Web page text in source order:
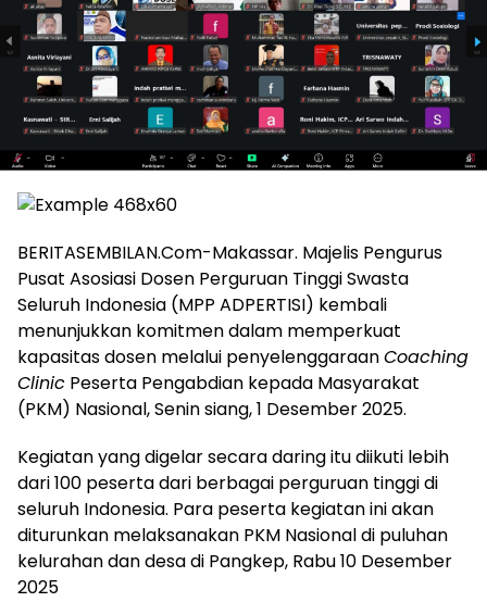
BERITASEMBILAN.Com-Makassar. Majelis Pengurus
Pusat Asosiasi Dosen Perguruan Tinggi Swasta
Seluruh Indonesia (MPP ADPERTISI) kembali
menunjukkan komitmen dalam memperkuat
kapasitas dosen melalui penyelenggaraanCoaching
Clinic Peserta Pengabdian kepada Masyarakat
(PKM) Nasional, Senin siang, 1 Desember 2025.
Kegiatan yang digelar secara daring itu diikuti lebih
dari 100 peserta dari berbagai perguruan tinggi di
seluruh Indonesia. Para peserta kegiatan ini akan
diturunkan melaksanakan PKM Nasional di puluhan
kelurahan dan desa di Pangkep, Rabu 10 Desember
2025